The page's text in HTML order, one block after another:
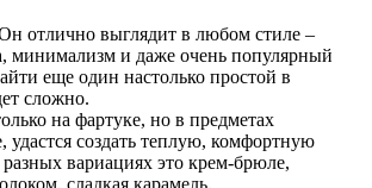
отлично выглядит в любом стиле –
минимализм и даже очень популярный
еще один настолько простой в
сложно.
на фартуке, но в предметах
удастся создать теплую, комфортную
вариациях это крем-брюле,
сладкая карамель.